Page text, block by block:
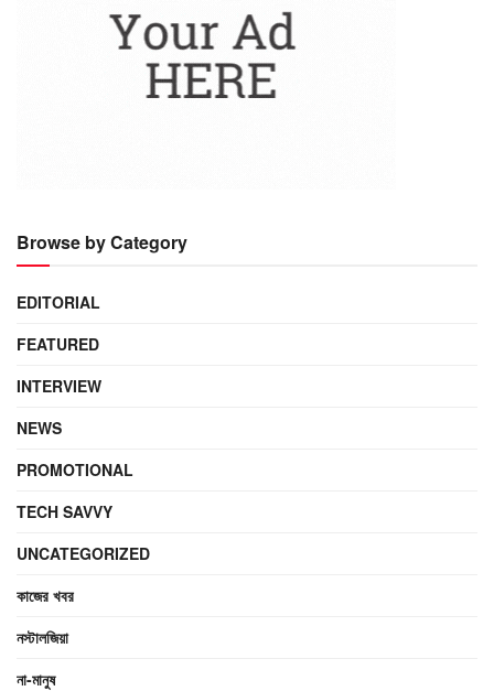
Browse by Category
EDITORIAL
FEATURED
INTERVIEW
NEWS
PROMOTIONAL
TECH SAVVY
UNCATEGORIZED
কাজের খবর
নস্টালজিয়া
না-মানুষ